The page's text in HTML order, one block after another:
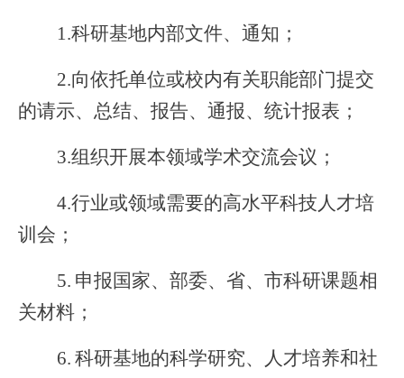
1.科研基地内部文件、通知；
2.向依托单位或校内有关职能部门提交
的请示、总结、报告、通报、统计报表；
3.组织开展本领域学术交流会议；
4.行业或领域需要的高水平科技人才培
训会；
5. 申报国家、部委、省、市科研课题相
关材料；
6. 科研基地的科学研究、人才培养和社